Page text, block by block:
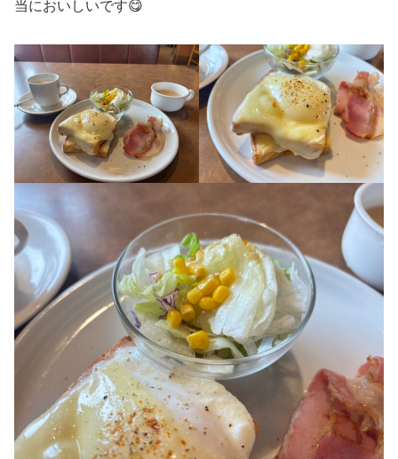
当においしいです😋